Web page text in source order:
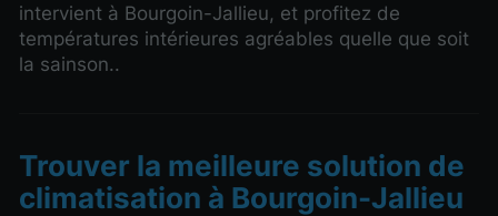
intervient à Bourgoin-Jallieu, et profitez de
températures intérieures agréables quelle que soit
la sainson..
Trouver la meilleure solution de
climatisation à Bourgoin-Jallieu